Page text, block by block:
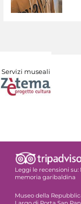
Servizi museali
Leggi le recensioni su:
memoria garibaldina
Museo della